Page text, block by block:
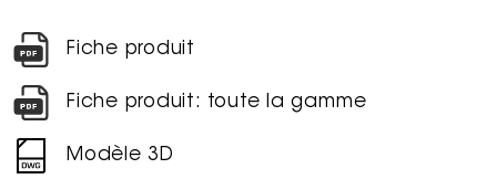
Fiche produit
Fiche produit: toute la gamme
Modèle 3D